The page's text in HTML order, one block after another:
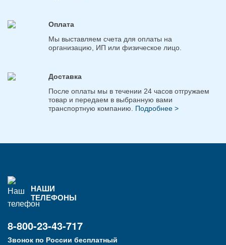
Оплата
Мы выставляем счета для оплаты на
организацию, ИП или физическое лицо.
Доставка
После оплаты мы в течении 24 часов отгружаем
товар и передаем в выбранную вами
транспортную компанию. Подробнее >
НАШИ
ТЕЛЕФОНЫ
8-800-23-43-717
Звонок по России бесплатный